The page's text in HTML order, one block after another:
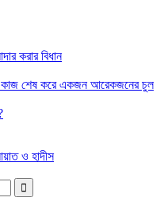
করার বিধান
কাজ শেষ করে একজন আরেকজনের চুল
ও হাদীস